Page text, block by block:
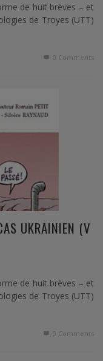
de huit brèves – et
de Troyes (UTT)
0 Comments
UKRAINIEN (V
de huit brèves – et
de Troyes (UTT)
0 Comments